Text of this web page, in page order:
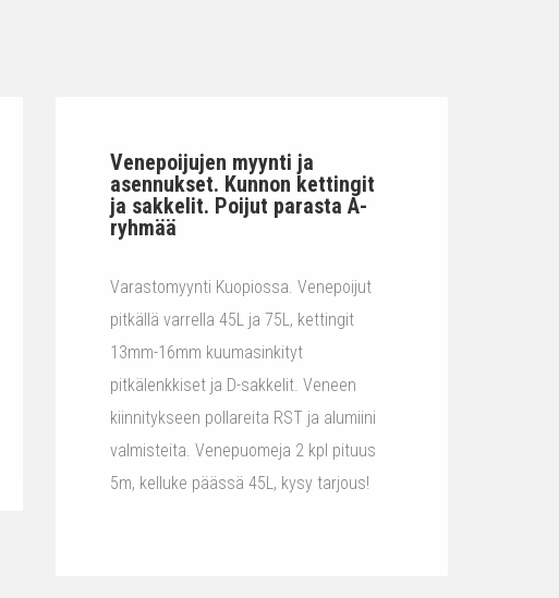
Venepoijujen myynti ja
asennukset. Kunnon kettingit
ja sakkelit. Poijut parasta A-
ryhmää
Varastomyynti Kuopiossa. Venepoijut
pitkällä varrella 45L ja 75L, kettingit
13mm-16mm kuumasinkityt
pitkälenkkiset ja D-sakkelit. Veneen
kiinnitykseen pollareita RST ja alumiini
valmisteita. Venepuomeja 2 kpl pituus
5m, kelluke päässä 45L, kysy tarjous!